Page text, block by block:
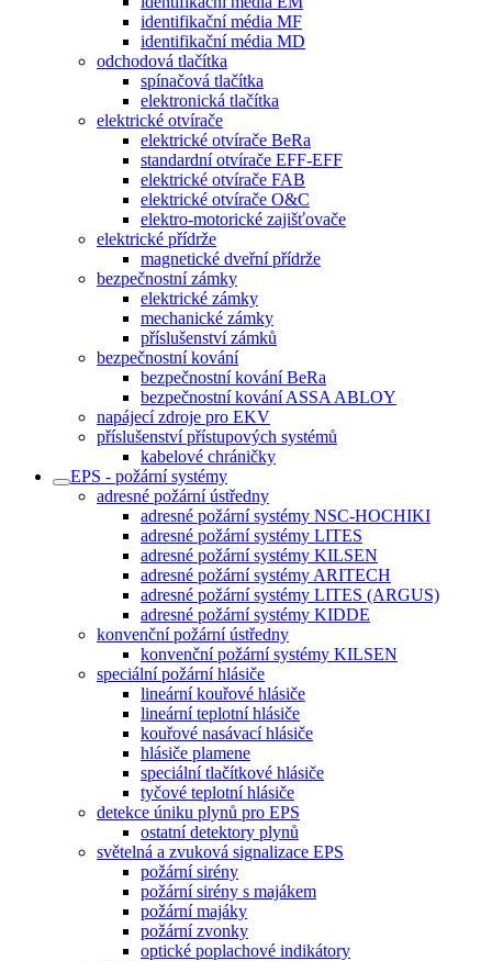
identifikační média MF
identifikační média MD
odchodová tlačítka
spínačová tlačítka
elektronická tlačítka
elektrické otvírače
elektrické otvírače BeRa
standardní otvírače EFF-EFF
elektrické otvírače FAB
elektrické otvírače O&C
elektro-motorické zajišťovače
elektrické přídrže
magnetické dveřní přídrže
bezpečnostní zámky
elektrické zámky
mechanické zámky
příslušenství zámků
bezpečnostní kování
bezpečnostní kování BeRa
bezpečnostní kování ASSA ABLOY
napájecí zdroje pro EKV
příslušenství přístupových systémů
kabelové chráničky
EPS - požární systémy
adresné požární ústředny
adresné požární systémy NSC-HOCHIKI
adresné požární systémy LITES
adresné požární systémy KILSEN
adresné požární systémy ARITECH
adresné požární systémy LITES (ARGUS)
adresné požární systémy KIDDE
konvenční požární ústředny
konvenční požární systémy KILSEN
speciální požární hlásiče
lineární kouřové hlásiče
lineární teplotní hlásiče
kouřové nasávací hlásiče
hlásiče plamene
speciální tlačítkové hlásiče
tyčové teplotní hlásiče
detekce úniku plynů pro EPS
ostatní detektory plynů
světelná a zvuková signalizace EPS
požární sirény
požární sirény s majákem
požární majáky
požární zvonky
optické poplachové indikátory